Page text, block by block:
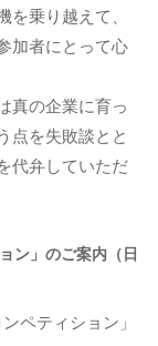
乗り越えて、
加者にとって心
真の企業に育っ
点を失敗談とと
代弁していただ
ン」のご案内（日
ペティション」